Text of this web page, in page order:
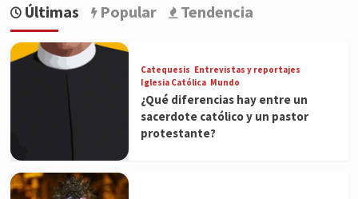
Últimas Popular Tendencia
Catequesis Entrevistas y reportajes
Iglesia Católica Mundo
¿Qué diferencias hay entre un
sacerdote católico y un pastor
protestante?